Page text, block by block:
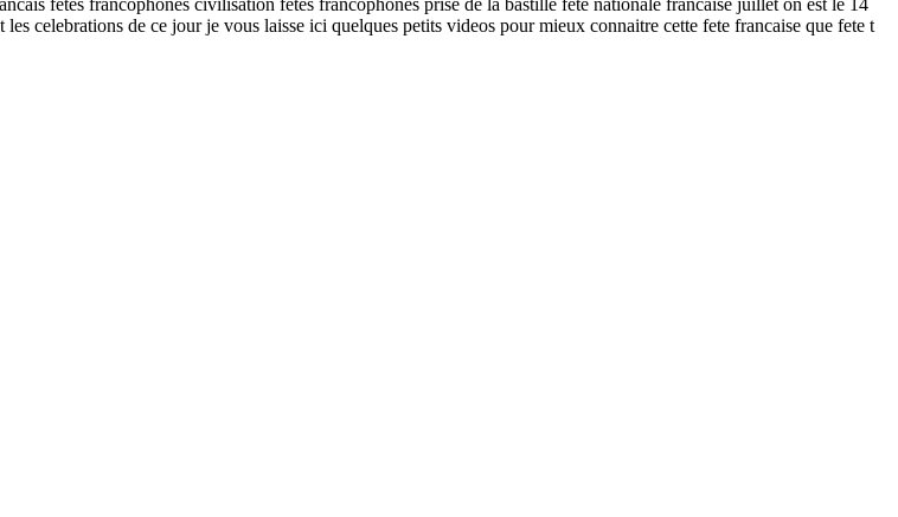
celebrations de ce jour je vous laisse ici quelques petits videos pour mieux connaitre cette fete francaise que fete t